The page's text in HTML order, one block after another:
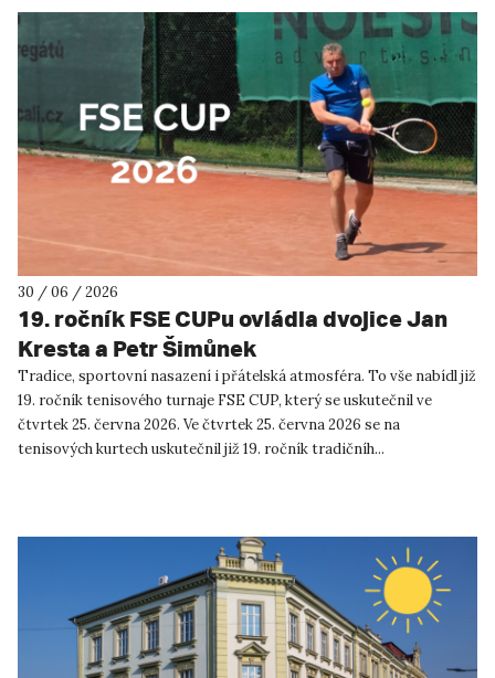
30 / 06 / 2026
19. ročník FSE CUPu ovládla dvojice Jan
Kresta a Petr Šimůnek
Tradice, sportovní nasazení i přátelská atmosféra. To vše nabídl již
19. ročník tenisového turnaje FSE CUP, který se uskutečnil ve
čtvrtek 25. června 2026. Ve čtvrtek 25. června 2026 se na
tenisových kurtech uskutečnil již 19. ročník tradičníh...